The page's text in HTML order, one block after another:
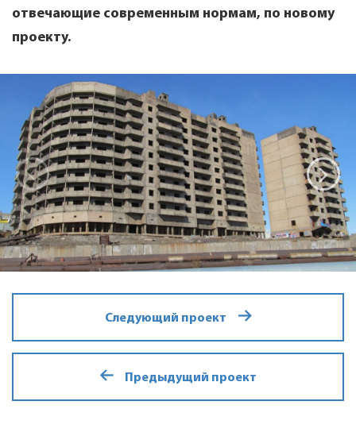
отвечающие современным нормам, по новому
проекту.
Предыдущий проект
Следующий проект